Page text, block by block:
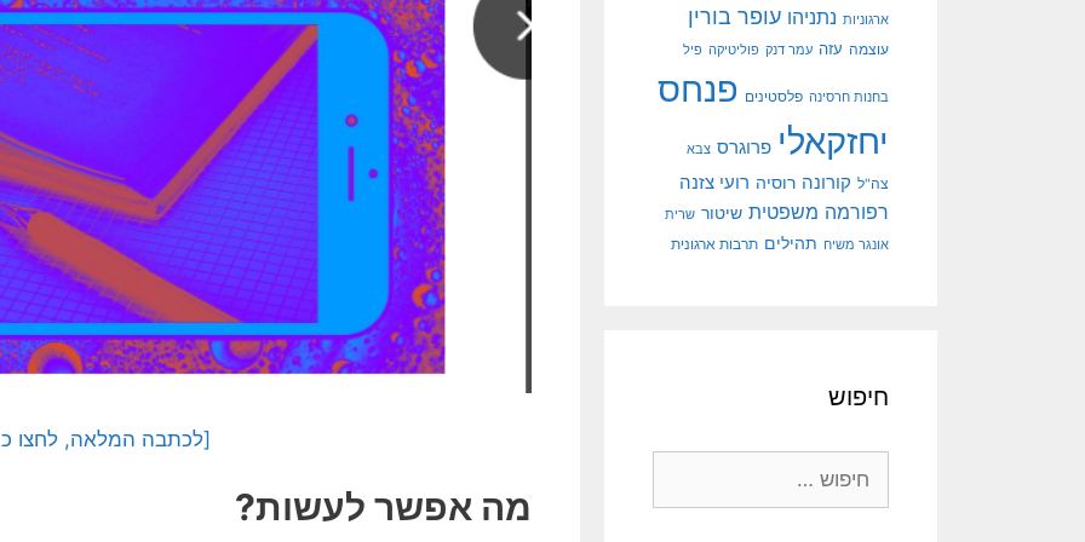
[לכתבה המלאה, לחצו
מה אפשר לעשות?
ארגוניות נתניהו עופר בורין
עוצמה עזה עמר דנק פוליטיקה פיל
בחנות חרסינה פלסטינים פנחס
יחזקאלי פרוגרס צבא
צה"ל קורונה רוסיה רועי צזנה
רפורמה משפטית שיטור שרית
אונגר משיח תהילים תרבות ארגונית
חיפוש